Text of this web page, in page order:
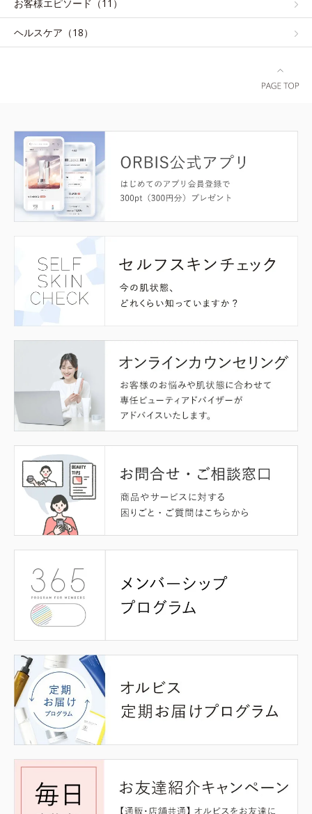
お客様エピソード（11）
ヘルスケア（18）